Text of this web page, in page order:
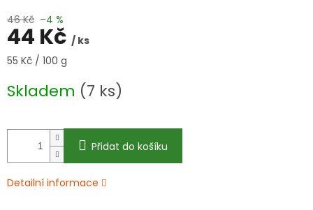
46 Kč –4 %
44 Kč / ks
Měrná
55 Kč / 100 g
Skladem (7 ks)
Přidat do košíku
Detailní informace